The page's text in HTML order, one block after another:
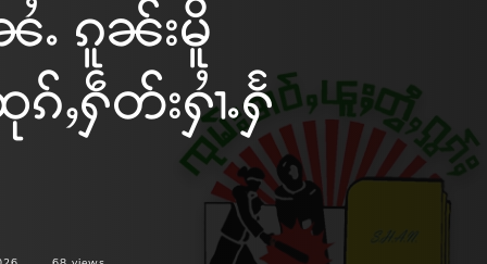
ႉ ၵူၼ်းမိူ
ႇႁဵတ်းႁၢႆႉႁႅ